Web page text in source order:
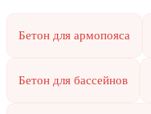
Бетон для армопояса
Бетон для бассейнов